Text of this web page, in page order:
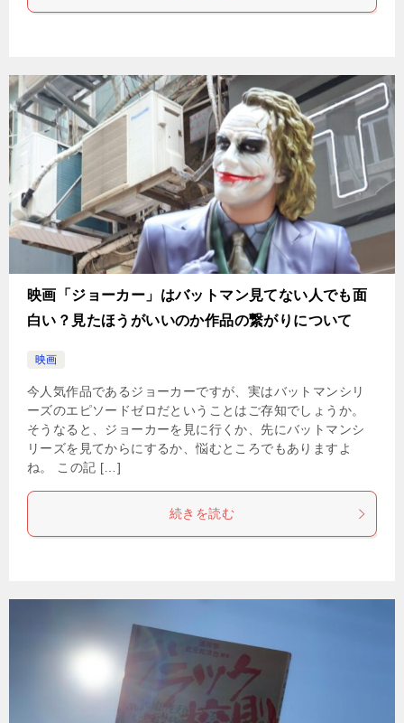
映画「ジョーカー」はバットマン見てない人でも面
白い？見たほうがいいのか作品の繋がりについて
映画
今人気作品であるジョーカーですが、実はバットマンシリ
ーズのエピソードゼロだということはご存知でしょうか。
そうなると、ジョーカーを見に行くか、先にバットマンシ
リーズを見てからにするか、悩むところでもありますよ
ね。 この記 […]
続きを読む